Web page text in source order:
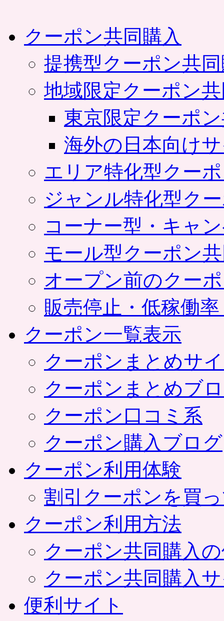
クーポン共同購入
提携型クーポン共
地域限定クーポン
東京限定クーポ
海外の日本向け
エリア特化型クー
ジャンル特化型ク
コーナー型・キャ
モール型クーポン
オープン前のクー
販売停止・低稼働
クーポン一覧表示
クーポンまとめサ
クーポンまとめブ
クーポン口コミ系
クーポン購入ブログ
クーポン利用体験
割引クーポンを買
クーポン利用方法
クーポン共同購入
クーポン共同購入
便利サイト